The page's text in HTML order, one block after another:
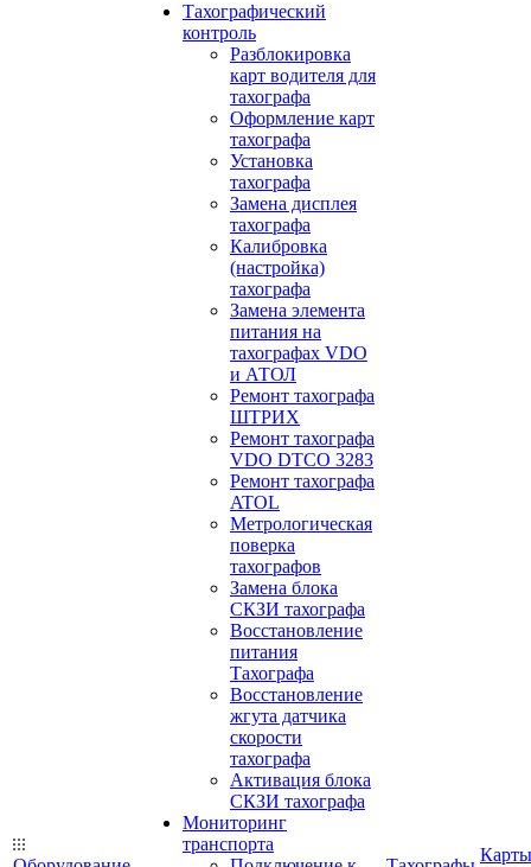
Тахографический
контроль
Разблокировка
карт водителя для
тахографа
Оформление карт
тахографа
Установка
тахографа
Замена дисплея
тахографа
Калибровка
(настройка)
тахографа
Замена элемента
питания на
тахографах VDO
и АТОЛ
Ремонт тахографа
ШТРИХ
Ремонт тахографа
VDO DTCO 3283
Ремонт тахографа
ATOL
Метрологическая
поверка
тахографов
Замена блока
СКЗИ тахографа
Восстановление
питания
Тахографа
Восстановление
жгута датчика
скорости
тахографа
Активация блока
СКЗИ тахографа
Мониторинг
транспорта
Карты